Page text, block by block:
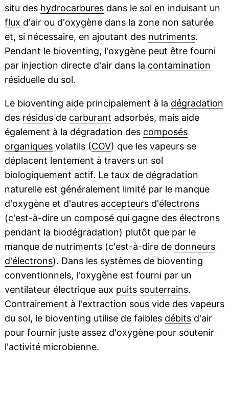
situ des hydrocarburesdans le sol en induisant un
flux d'air ou d'oxygène dans la zone non saturée
et, si nécessaire, en ajoutant des nutriments.
Pendant le bioventing, l'oxygène peut être fourni
par injection directe d'air dans la contamination
résiduelle du sol.
Le bioventing aide principalement à la dégradation
des résidusde carburant adsorbés, mais aide
également à la dégradation des composés
organiquesvolatils (COV) que les vapeurs se
déplacent lentement à travers un sol
biologiquement actif. Le taux de dégradation
naturelle est généralement limité par le manque
d'oxygène et d'autres accepteursd'électrons
(c'est-à-dire un composé qui gagne des électrons
pendant la biodégradation) plutôt que par le
manque de nutriments (c'est-à-dire de donneurs
d'électrons). Dans les systèmes de bioventing
conventionnels, l'oxygène est fourni par un
ventilateur électrique aux puits souterrains.
Contrairement à l'extraction sous vide des vapeurs
du sol, le bioventing utilise de faibles débitsd'air
pour fournir juste assez d'oxygène pour soutenir
l'activité microbienne.